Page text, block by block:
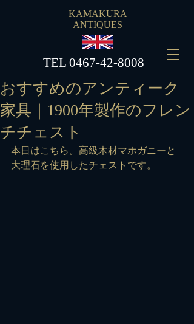
KAMAKURA
ANTIQUES
​TEL 0467-42-8008
おすすめのアンティーク
家具｜1900年製作のフレン
チチェスト
本日はこちら。高級木材マホガニーと
大理石を使用したチェストです。